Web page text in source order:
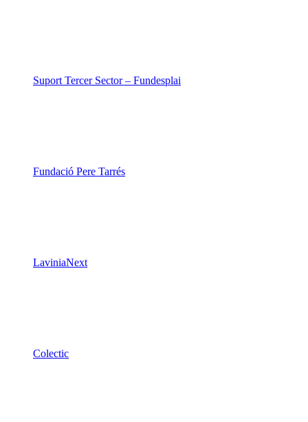
Suport Tercer Sector – Fundesplai
Fundació Pere Tarrés
LaviniaNext
Colectic